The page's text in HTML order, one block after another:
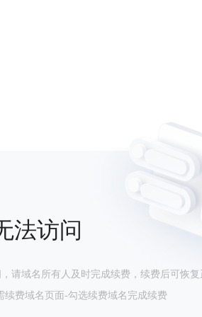
法访问
请域名所有人及时完成续费，续费后可恢复
费域名页面-勾选续费域名完成续费